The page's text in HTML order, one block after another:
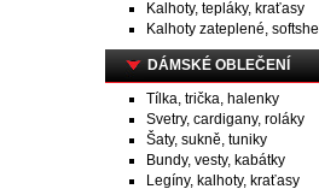
Kalhoty, tepláky, kraťasy
Kalhoty zateplené, softshell
DÁMSKÉ OBLEČENÍ
Tílka, trička, halenky
Svetry, cardigany, roláky
Šaty, sukně, tuniky
Bundy, vesty, kabátky
Legíny, kalhoty, kraťasy